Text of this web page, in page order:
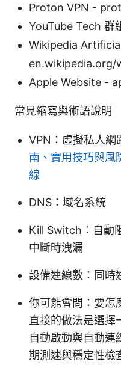
Proton VPN -
YouTube Tech 群
Wikipedia
Apple Website -
常見縮寫與術語說明
VPN：虛擬私人網
南、實用技巧與風
線
DNS：域名系統
Kill Switch：自動
中斷時洩漏
設備連線數：同時
你可能會問：要怎
直接的做法是選擇
自動啟動與自動連
期測速與穩定性檢